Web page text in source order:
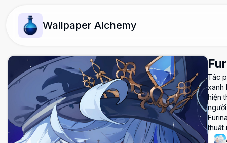
Wallpaper Alchemy
Tác
xanh
hiện
thuật